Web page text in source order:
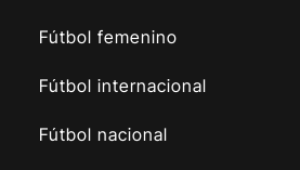
Fútbol femenino
Fútbol internacional
Fútbol nacional